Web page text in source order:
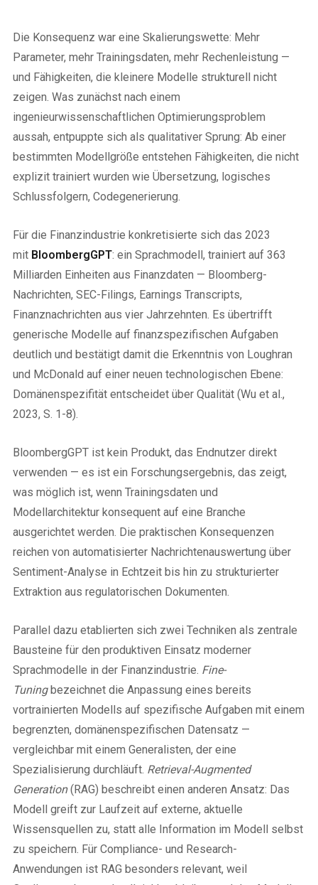
optimiert sind. Ob ein System
Texte analysiert, Bilder erkennt
oder autonome Entscheidungen
trifft, hängt nicht von einer
allgemeinen „Intelligenz“ ab,
sondern von der strukturellen
Auslegung
Die Konsequenz war eine Skalierungswette: Mehr
Parameter, mehr Trainingsdaten, mehr Rechenleistung —
und Fähigkeiten, die kleinere Modelle strukturell nicht
zeigen. Was zunächst nach einem
ingenieurwissenschaftlichen Optimierungsproblem
aussah, entpuppte sich als qualitativer Sprung: Ab einer
bestimmten Modellgröße entstehen Fähigkeiten, die nicht
explizit trainiert wurden wie Übersetzung, logisches
Schlussfolgern, Codegenerierung.
Für die Finanzindustrie konkretisierte sich das 2023
mit BloombergGPT: ein Sprachmodell, trainiert auf 363
Milliarden Einheiten aus Finanzdaten — Bloomberg-
Nachrichten, SEC-Filings, Earnings Transcripts,
Finanznachrichten aus vier Jahrzehnten. Es übertrifft
generische Modelle auf finanzspezifischen Aufgaben
deutlich und bestätigt damit die Erkenntnis von Loughran
und McDonald auf einer neuen technologischen Ebene:
Domänenspezifität entscheidet über Qualität (Wu et al.,
2023, S. 1-8).
BloombergGPT ist kein Produkt, das Endnutzer direkt
verwenden — es ist ein Forschungsergebnis, das zeigt,
was möglich ist, wenn Trainingsdaten und
Modellarchitektur konsequent auf eine Branche
ausgerichtet werden. Die praktischen Konsequenzen
reichen von automatisierter Nachrichtenauswertung über
Sentiment-Analyse in Echtzeit bis hin zu strukturierter
Extraktion aus regulatorischen Dokumenten.
Parallel dazu etablierten sich zwei Techniken als zentrale
Bausteine für den produktiven Einsatz moderner
Sprachmodelle in der Finanzindustrie. Fine-
Tuningbezeichnet die Anpassung eines bereits
vortrainierten Modells auf spezifische Aufgaben mit einem
begrenzten, domänenspezifischen Datensatz —
vergleichbar mit einem Generalisten, der eine
Spezialisierung durchläuft. Retrieval-Augmented
Generation(RAG) beschreibt einen anderen Ansatz: Das
Modell greift zur Laufzeit auf externe, aktuelle
Wissensquellen zu, statt alle Information im Modell selbst
zu speichern. Für Compliance- und Research-
Anwendungen ist RAG besonders relevant, weil